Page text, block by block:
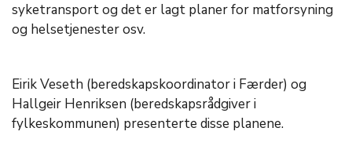
syketransport og det er lagt planer for matforsyning
og helsetjenester osv.
Eirik Veseth (beredskapskoordinator i Færder) og
Hallgeir Henriksen (beredskapsrådgiver i
fylkeskommunen) presenterte disse planene.